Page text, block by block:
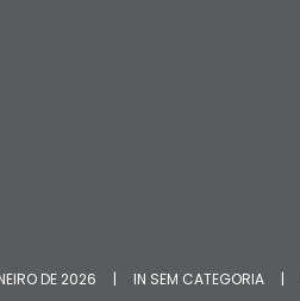
DE 2026 | IN SEM CATEGORIA |